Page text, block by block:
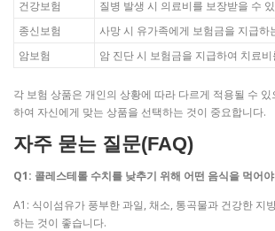
건강보험
질병 발생 시 의료비를 보장받을 수
종신보험
사망 시 유가족에게 보험금을 지급하
암보험
암 진단 시 보험금을 지급하여 치료
각 보험 상품은 개인의 상황에 따라 다르게 적용될 수
하여 자신에게 맞는 상품을 선택하는 것이 중요합니다.
자주 묻는 질문(FAQ)
Q1: 콜레스테롤 수치를 낮추기 위해 어떤 음식을 먹어
A1: 식이섬유가 풍부한 과일, 채소, 통곡물과 건강한 지
하는 것이 좋습니다.